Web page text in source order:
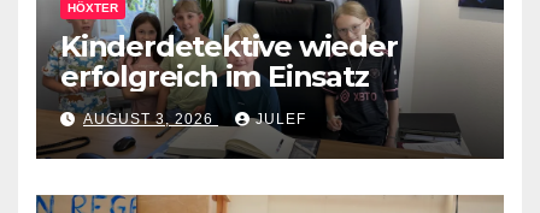
HÖXTER
Kinderdetektive wieder
erfolgreich im Einsatz
AUGUST 3, 2026 JULEF